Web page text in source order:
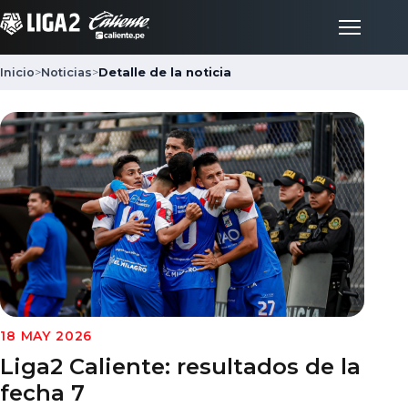
Inicio
Posiciones
LigaFan
Clubes
Noticias
Inicio>Noticias>Detalle de la noticia
18 MAY 2026
Liga2 Caliente: resultados de la
fecha 7